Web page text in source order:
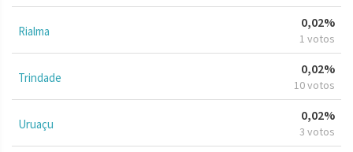
Rialma
0,02%
1 votos
Trindade
0,02%
10 votos
Uruaçu
0,02%
3 votos